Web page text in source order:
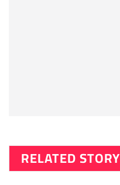
RELATED STORY